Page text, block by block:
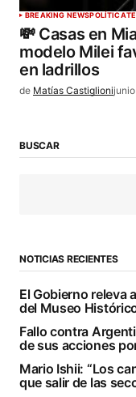
BREAKING NEWSPOLÍTICA
💸 Casas en
modelo Milei
en ladrillos
de Matías Castiglioni
BUSCAR
NOTICIAS RECIENTES
El Gobierno releva
del Museo
Fallo contra
de sus acciones
Mario Ishii: “Los
que salir de las